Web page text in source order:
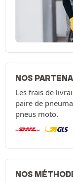
NOS
Les frais de
paire de
pneus moto.
NOS